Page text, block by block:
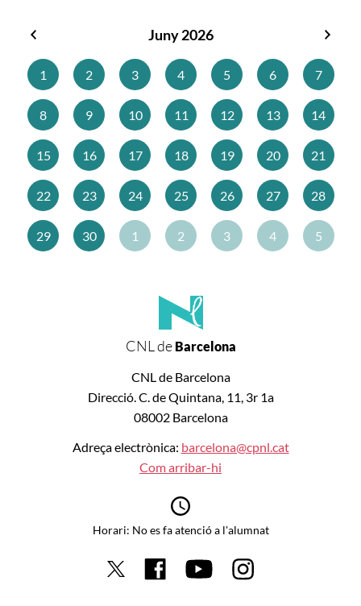
Juny 2026
1
2 3 4 5 6 7
8 9 10 11 12 13 14
15 16 17 18 19 20 21
22 23 24 25 26 27 28
29 30 1 2 3 4 5
CNL deBarcelona
CNL de Barcelona
Direcció. C. de Quintana, 11, 3r 1a
08002 Barcelona
Adreça electrònica: barcelona@cpnl.cat
Com arribar-hi
Horari: No es fa atenció a l'alumnat